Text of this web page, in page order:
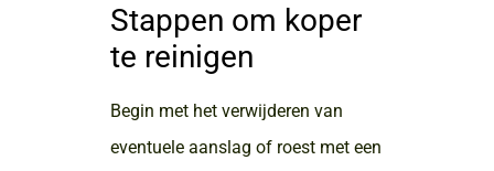
Stappen om koper
te reinigen
Begin met het verwijderen van
eventuele aanslag of roest met een